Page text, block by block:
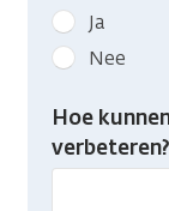
Geef
kanker.nl
feedback:
Heb
gevonden
Ja
Nee
Hoe
verbeteren?